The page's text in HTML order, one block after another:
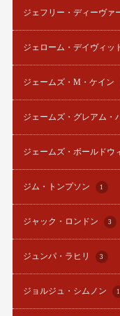
ジェフリー・ディーヴァ
ジェローム・デイヴィッ
ジェームズ・M・ケイン
ジェームズ・グレアム・
ジェームズ・ボールドウ
ジム・トンプソン 1
ジャック・ロンドン 3
ジュンパ・ラヒリ 3
ジョルジュ・シムノン 1